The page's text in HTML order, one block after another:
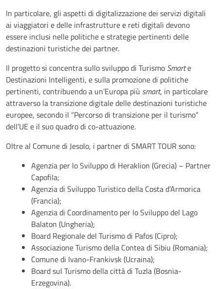
In particolare, gli aspetti di digitalizzazione dei servizi digitali
ai viaggiatori e delle infrastrutture e reti digitali devono
essere inclusi nelle politiche e strategie pertinenti delle
destinazioni turistiche dei partner.
Il progetto si concentra sullo sviluppo di Turismo Smarte
Destinazioni Intelligenti, e sulla promozione di politiche
pertinenti, contribuendo a un’Europa più smart, in particolare
attraverso la transizione digitale delle destinazioni turistiche
europee, secondo il “Percorso di transizione per il turismo”
dell’UE e il suo quadro di co-attuazione.
Oltre al Comune di Jesolo, i partner di SMART TOUR sono:
Agenzia per lo Sviluppo di Heraklion (Grecia) – Partner
Capofila;
Agenzia di Sviluppo Turistico della Costa d’Armorica
(Francia);
Agenzia di Coordinamento per lo Sviluppo del Lago
Balaton (Ungheria);
Board Regionale del Turismo di Pafos (Cipro);
Associazione Turismo della Contea di Sibiu (Romania);
Comune di Ivano-Frankivsk (Ucraina);
Board sul Turismo della città di Tuzla (Bosnia-
Erzegovina).